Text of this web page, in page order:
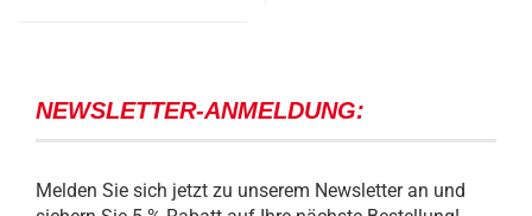
NEWSLETTER-ANMELDUNG:
Melden Sie sich jetzt zu unserem Newsletter an und